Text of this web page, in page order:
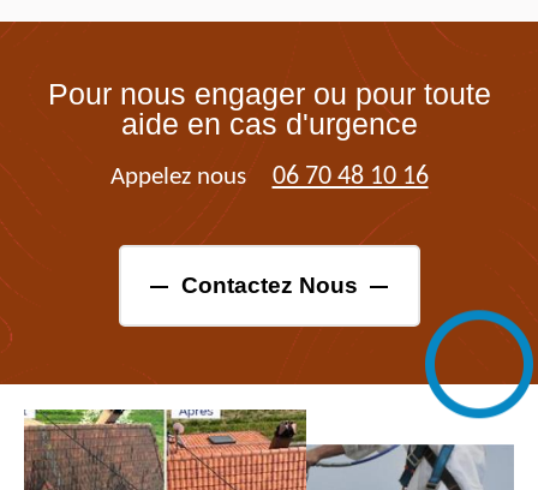
Pour nous engager ou pour toute
aide en cas d'urgence
Appelez nous 06 70 48 10 16
Contactez Nous